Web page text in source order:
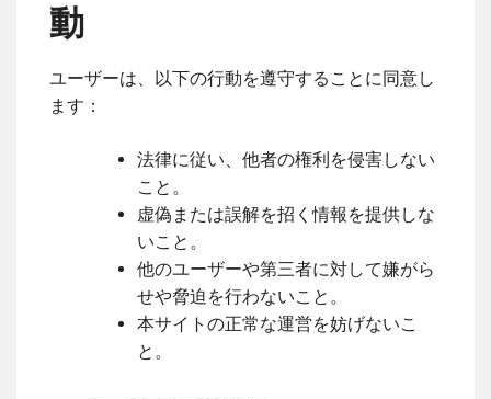
動
ユーザーは、以下の行動を遵守することに同意し
ます：
法律に従い、他者の権利を侵害しない
こと。
虚偽または誤解を招く情報を提供しな
いこと。
他のユーザーや第三者に対して嫌がら
せや脅迫を行わないこと。
本サイトの正常な運営を妨げないこ
と。